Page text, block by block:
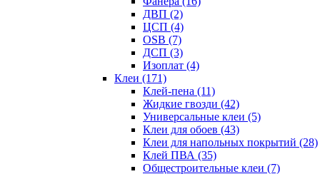
ДВП (2)
ЦСП (4)
OSB (7)
ДСП (3)
Изоплат (4)
Клеи (171)
Клей-пена (11)
Жидкие гвозди (42)
Универсальные клеи (5)
Клеи для обоев (43)
Клеи для напольных покрытий (28)
Клей ПВА (35)
Общестроительные клеи (7)